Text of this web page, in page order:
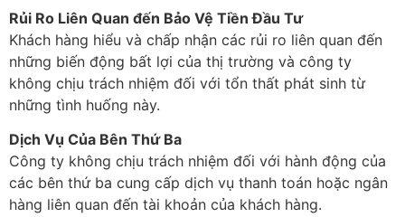
Rủi Ro Liên Quan đến Bảo Vệ Tiền Đầu Tư
Khách hàng hiểu và chấp nhận các rủi ro liên quan đến
những biến động bất lợi của thị trường và công ty
không chịu trách nhiệm đối với tổn thất phát sinh từ
những tình huống này.
Dịch Vụ Của Bên Thứ Ba
Công ty không chịu trách nhiệm đối với hành động của
các bên thứ ba cung cấp dịch vụ thanh toán hoặc ngân
hàng liên quan đến tài khoản của khách hàng.